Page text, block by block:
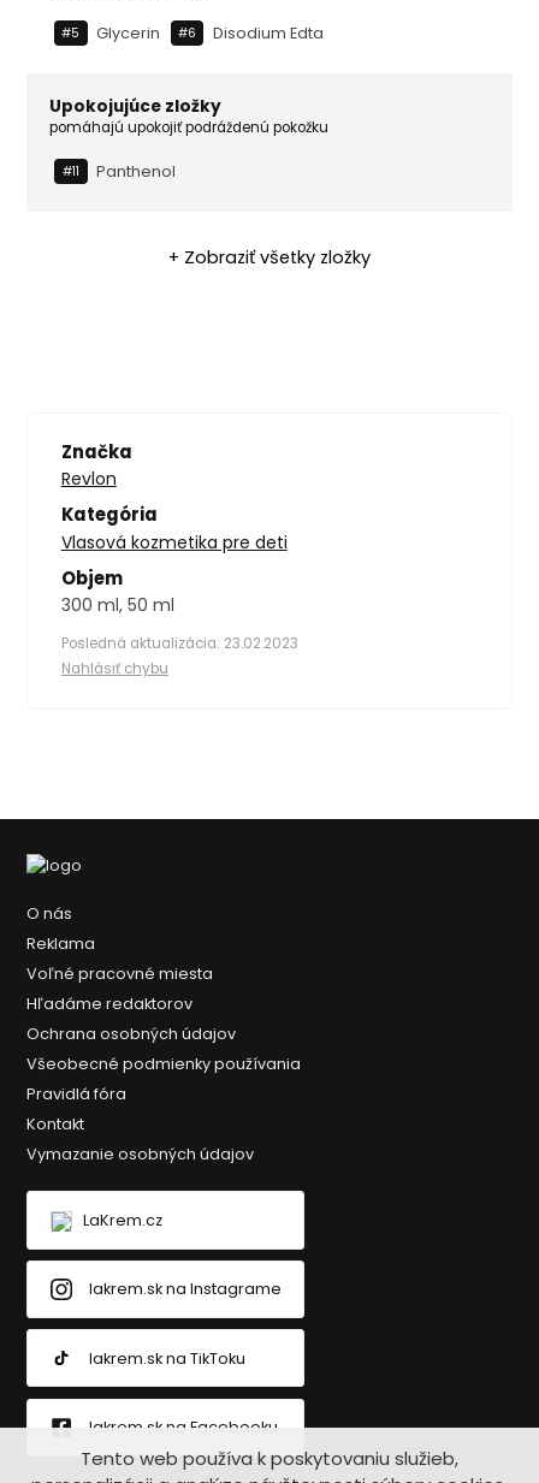
#5 Glycerin #6 Disodium Edta
Upokojujúce zložky
pomáhajú upokojiť podráždenú pokožku
#11 Panthenol
+ Zobraziť všetky zložky
Značka
Revlon
Kategória
Vlasová kozmetika pre deti
Objem
300 ml, 50 ml
Posledná aktualizácia: 23.02.2023
Nahlásiť chybu
O nás
Reklama
Voľné pracovné miesta
Hľadáme redaktorov
Ochrana osobných údajov
Všeobecné podmienky používania
Pravidlá fóra
Kontakt
Vymazanie osobných údajov
LaKrem.cz
lakrem.sk na Instagrame
lakrem.sk na TikToku
lakrem.sk na Facebooku
Tento web používa k poskytovaniu služieb,